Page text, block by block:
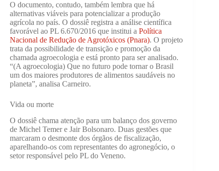
O documento, contudo, também lembra que há
alternativas viáveis para potencializar a produção
agrícola no país. O dossiê registra a análise científica
favorável ao PL 6.670/2016 que institui a Política
Nacional de Redução de Agrotóxicos (Pnara). O projeto
trata da possibilidade de transição e promoção da
chamada agroecologia e está pronto para ser analisado.
“(A agroecologia) Que no futuro pode tornar o Brasil
um dos maiores produtores de alimentos saudáveis no
planeta”, analisa Carneiro.
Vida ou morte
O dossiê chama atenção para um balanço dos governo
de Michel Temer e Jair Bolsonaro. Duas gestões que
marcaram o desmonte dos órgãos de fiscalização,
aparelhando-os com representantes do agronegócio, o
setor responsável pelo PL do Veneno.